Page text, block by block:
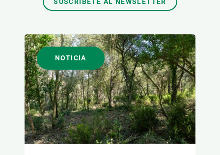
SUSCRÍBETE AL NEWSLETTER
NOTICIA